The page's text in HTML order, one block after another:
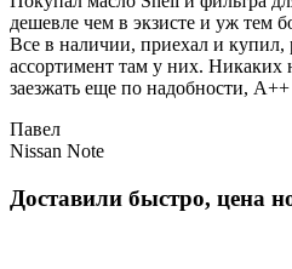
дешевле чем в экзисте и уж тем
Все в наличии, приехал и купил,
ассортимент там у них. Никаких
заезжать еще по надобности, A++
Павел
Nissan Note
Доставили быстро, цена